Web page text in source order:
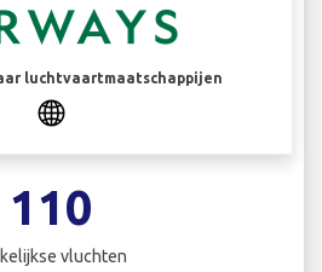
luchtvaartmaatschappijen
110
vluchten